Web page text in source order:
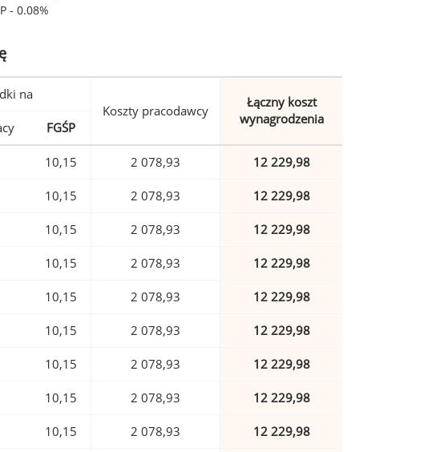
- 0.08%
na
Koszty pracodawcy
Łączny koszt
wynagrodzenia
FGŚP
10,15 2 078,93 12 229,98
10,15 2 078,93 12 229,98
10,15 2 078,93 12 229,98
10,15 2 078,93 12 229,98
10,15 2 078,93 12 229,98
10,15 2 078,93 12 229,98
10,15 2 078,93 12 229,98
10,15 2 078,93 12 229,98
10,15 2 078,93 12 229,98